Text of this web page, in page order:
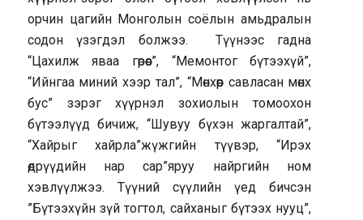
орчин цагийн Монголын соёлын амьдралын
содон үзэгдэл болжээ. Түүнээс гадна
“Цахилж яваа гөрөөс”, “Мемонтог бүтээхүй”,
“Ийнгаа миний хээр тал”, “Мөнхөөр савласан мөнх
бус” зэрэг хүүрнэл зохиолын томоохон
бүтээлүүд бичиж, “Шувуу бүхэн жаргалтай”,
“Хайрыг хайрла”жүжгийн түүвэр, “Ирэх
өдрүүдийн нар сар”яруу найргийн ном
хэвлүүлжээ. Түүний сүүлийн үед бичсэн
”Бүтээхүйн зүй тогтол, сайханыг бүтээх нууц”,